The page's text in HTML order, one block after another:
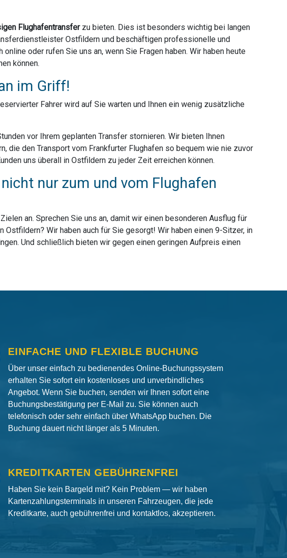
Flughafentransferzu bieten. Dies ist besonders wichtig bei langen
Ostfildern und beschäftigen professionelle und
oder rufen Sie uns an, wenn Sie Fragen haben. Wir haben heute
können.
im Griff!
Fahrer wird auf Sie warten und Ihnen ein wenig zusätzliche
vor Ihrem geplanten Transfer stornieren. Wir bieten Ihnen
die den Transport vom Frankfurter Flughafen so bequem wie nie zuvor
uns überall in Ostfildern zu jeder Zeit erreichen können.
nur zum und vom Flughafen
an. Sprechen Sie uns an, damit wir einen besonderen Ausflug für
Wir haben auch für Sie gesorgt! Wir haben einen 9-Sitzer, in
Und schließlich bieten wir gegen einen geringen Aufpreis einen
EINFACHE UND FLEXIBLE BUCHUNG
Über unser einfach zu bedienendes Online-Buchungssystem
erhalten Sie sofort ein kostenloses und unverbindliches
Angebot. Wenn Sie buchen, senden wir Ihnen sofort eine
Buchungsbestätigung per E-Mail zu. Sie können auch
telefonisch oder sehr einfach über WhatsApp buchen. Die
Buchung dauert nicht länger als 5 Minuten.
KREDITKARTEN GEBÜHRENFREI
Haben Sie kein Bargeld mit? Kein Problem — wir haben
Kartenzahlungsterminals in unseren Fahrzeugen, die jede
Kreditkarte, auch gebührenfrei und kontaktlos, akzeptieren.